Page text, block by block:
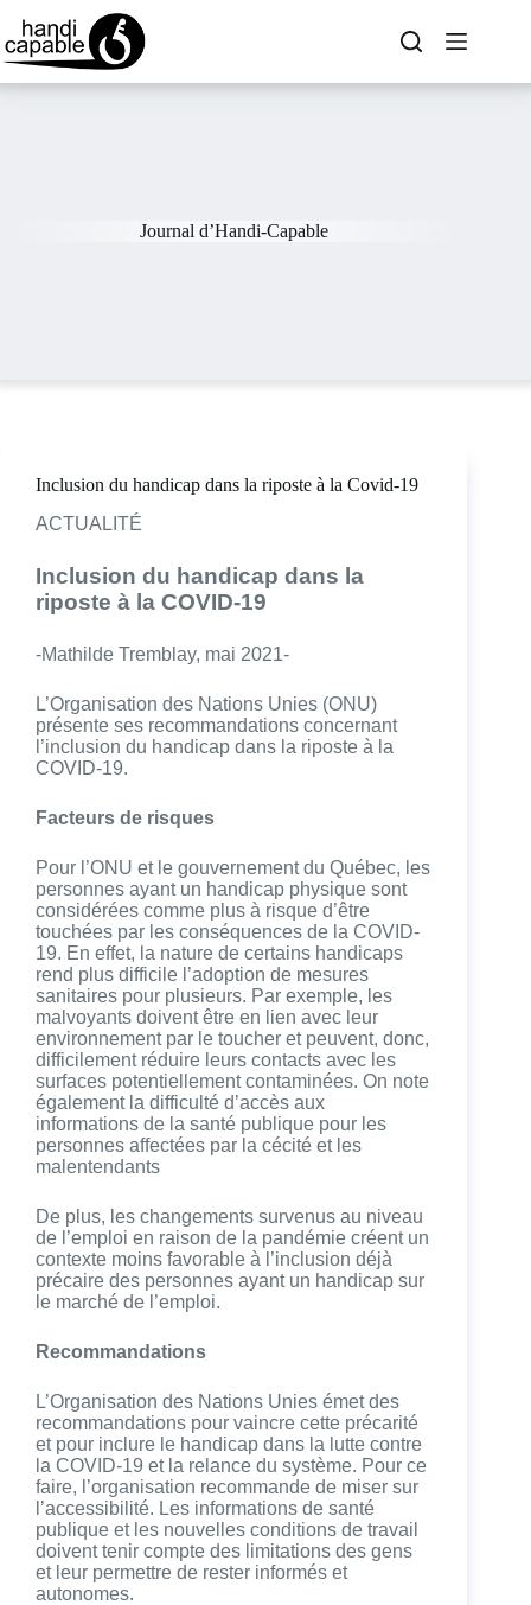
Journal d’Handi-Capable
Inclusion du handicap dans la riposte à la Covid-19
ACTUALITÉ
Inclusion du handicap dans la
riposte à la COVID-19
-Mathilde Tremblay, mai 2021-
L’Organisation des Nations Unies (ONU)
présente ses recommandations concernant
l’inclusion du handicap dans la riposte à la
COVID-19.
Facteurs de risques
Pour l’ONU et le gouvernement du Québec, les
personnes ayant un handicap physique sont
considérées comme plus à risque d’être
touchées par les conséquences de la COVID-
19. En effet, la nature de certains handicaps
rend plus difficile l’adoption de mesures
sanitaires pour plusieurs. Par exemple, les
malvoyants doivent être en lien avec leur
environnement par le toucher et peuvent, donc,
difficilement réduire leurs contacts avec les
surfaces potentiellement contaminées. On note
également la difficulté d’accès aux
informations de la santé publique pour les
personnes affectées par la cécité et les
malentendants
De plus, les changements survenus au niveau
de l’emploi en raison de la pandémie créent un
contexte moins favorable à l’inclusion déjà
précaire des personnes ayant un handicap sur
le marché de l’emploi.
Recommandations
L’Organisation des Nations Unies émet des
recommandations pour vaincre cette précarité
et pour inclure le handicap dans la lutte contre
la COVID-19 et la relance du système. Pour ce
faire, l’organisation recommande de miser sur
l’accessibilité. Les informations de santé
publique et les nouvelles conditions de travail
doivent tenir compte des limitations des gens
et leur permettre de rester informés et
autonomes.